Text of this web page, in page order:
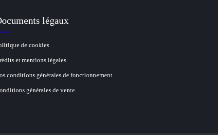
légaux
de cookies
et mentions légales
conditions générales de fonctionnement
générales de vente